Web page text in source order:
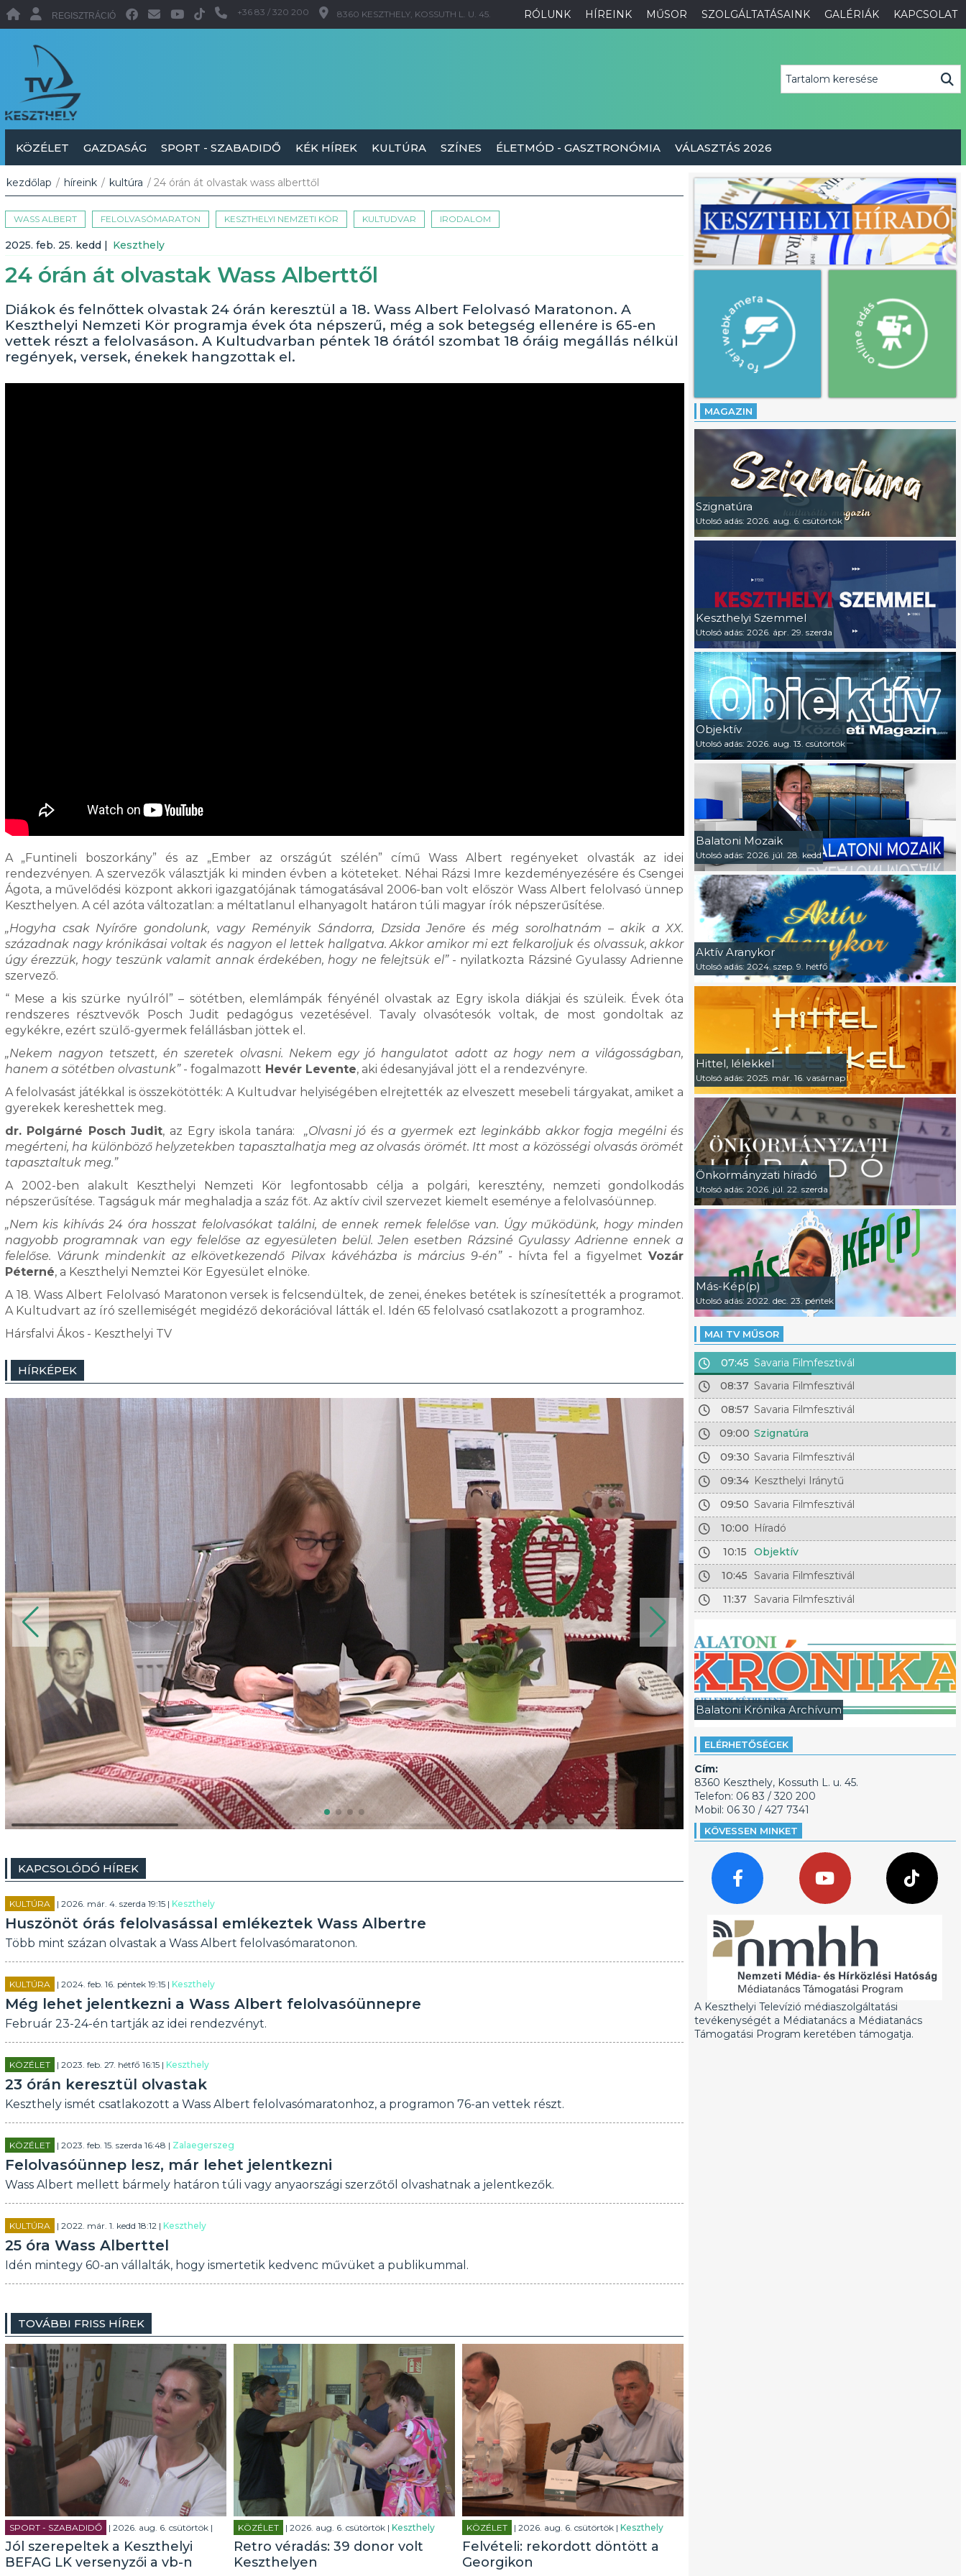
RÓLUNK HÍREINK MŰSOR SZOLGÁLTATÁSAINK GALÉRIÁK KAPCSOLAT
REGISZTRÁCIÓ +36 83 / 320 200 8360 KESZTHELY, KOSSUTH L. U. 45.
KÖZÉLET GAZDASÁG SPORT - SZABADIDŐ KÉK HÍREK KULTÚRA SZÍNES ÉLETMÓD - GASZTRONÓMIA VÁLASZTÁS 2026
kezdőlap / híreink / kultúra / 24 órán át olvastak wass alberttől
WASS ALBERT FELOLVASÓMARATON KESZTHELYI NEMZETI KÖR KULTUDVAR IRODALOM
2025. feb. 25. kedd | Keszthely
24 órán át olvastak Wass Alberttől
Diákok és felnőttek olvastak 24 órán keresztül a 18. Wass Albert Felolvasó Maratonon. A
Keszthelyi Nemzeti Kör programja évek óta népszerű, még a sok betegség ellenére is 65-en
vettek részt a felolvasáson. A Kultudvarban péntek 18 órától szombat 18 óráig megállás nélkül
regények, versek, énekek hangzottak el.
A „Funtineli boszorkány” és az „Ember az országút szélén” című Wass Albert regényeket olvasták az idei
rendezvényen. A szervezők választják ki minden évben a köteteket. Néhai Rázsi Imre kezdeményezésére és Csengei
Ágota, a művelődési központ akkori igazgatójának támogatásával 2006-ban volt először Wass Albert felolvasó ünnep
Keszthelyen. A cél azóta változatlan: a méltatlanul elhanyagolt határon túli magyar írók népszerűsítése.
„Hogyha csak Nyírőre gondolunk, vagy Reményik Sándorra, Dzsida Jenőre és még sorolhatnám – akik a XX.
századnak nagy krónikásai voltak és nagyon el lettek hallgatva. Akkor amikor mi ezt felkaroljuk és olvassuk, akkor
úgy érezzük, hogy teszünk valamit annak érdekében, hogy ne felejtsük el”- nyilatkozta Rázsiné Gyulassy Adrienne
szervező.
“ Mese a kis szürke nyúlról” – sötétben, elemlámpák fényénél olvastak az Egry iskola diákjai és szüleik. Évek óta
rendszeres résztvevők Posch Judit pedagógus vezetésével. Tavaly olvasótesók voltak, de most gondoltak az
egykékre, ezért szülő-gyermek felállásban jöttek el.
„Nekem nagyon tetszett, én szeretek olvasni. Nekem egy jó hangulatot adott az hogy nem a világosságban,
hanem a sötétben olvastunk” - fogalmazott Hevér Levente, aki édesanyjával jött el a rendezvényre.
A felolvasást játékkal is összekötötték: A Kultudvar helyiségében elrejtették az elveszett mesebeli tárgyakat, amiket a
gyerekek kereshettek meg.
dr. Polgárné Posch Judit, az Egry iskola tanára: „Olvasni jó és a gyermek ezt leginkább akkor fogja megélni és
megérteni, ha különböző helyzetekben tapasztalhatja meg az olvasás örömét. Itt most a közösségi olvasás örömét
tapasztaltuk meg.”
A 2002-ben alakult Keszthelyi Nemzeti Kör legfontosabb célja a polgári, keresztény, nemzeti gondolkodás
népszerűsítése. Tagságuk már meghaladja a száz főt. Az aktív civil szervezet kiemelt eseménye a felolvasóünnep.
„Nem kis kihívás 24 óra hosszat felolvasókat találni, de ennek remek felelőse van. Úgy működünk, hogy minden
nagyobb programnak van egy felelőse az egyesületen belül. Jelen esetben Rázsiné Gyulassy Adrienne ennek a
felelőse. Várunk mindenkit az elkövetkezendő Pilvax kávéházba is március 9-én” - hívta fel a figyelmetVozár
Péterné, a Keszthelyi Nemztei Kör Egyesület elnöke.
A 18. Wass Albert Felolvasó Maratonon versek is felcsendültek, de zenei, énekes betétek is színesítették a programot.
A Kultudvart az író szellemiségét megidéző dekorációval látták el. Idén 65 felolvasó csatlakozott a programhoz.
Hársfalvi Ákos - Keszthelyi TV
HÍRKÉPEK
KAPCSOLÓDÓ HÍREK
KULTÚRA | 2026. már. 4. szerda 19:15 | Keszthely
Huszönöt órás felolvasással emlékeztek Wass Albertre
Több mint százan olvastak a Wass Albert felolvasómaratonon.
KULTÚRA | 2024. feb. 16. péntek 19:15 | Keszthely
Még lehet jelentkezni a Wass Albert felolvasóünnepre
Február 23-24-én tartják az idei rendezvényt.
KÖZÉLET | 2023. feb. 27. hétfő 16:15 | Keszthely
23 órán keresztül olvastak
Keszthely ismét csatlakozott a Wass Albert felolvasómaratonhoz, a programon 76-an vettek részt.
KÖZÉLET | 2023. feb. 15. szerda 16:48 | Zalaegerszeg
Felolvasóünnep lesz, már lehet jelentkezni
Wass Albert mellett bármely határon túli vagy anyaországi szerzőtől olvashatnak a jelentkezők.
KULTÚRA | 2022. már. 1. kedd 18:12 | Keszthely
25 óra Wass Alberttel
Idén mintegy 60-an vállalták, hogy ismertetik kedvenc művüket a publikummal.
TOVÁBBI FRISS HÍREK
SPORT - SZABADIDŐ | 2026. aug. 6. csütörtök |
Jól szerepeltek a Keszthelyi
BEFAG LK versenyzői a vb-n
KÖZÉLET | 2026. aug. 6. csütörtök | Keszthely
Retro véradás: 39 donor volt
Keszthelyen
KÖZÉLET | 2026. aug. 6. csütörtök | Keszthely
Felvételi: rekordott döntött a
Georgikon
MAGAZIN
Szignatúra
Utolsó adás: 2026. aug. 6. csütörtök
Keszthelyi Szemmel
Utolsó adás: 2026. ápr. 29. szerda
Objektív
Utolsó adás: 2026. aug. 13. csütörtök
Balatoni Mozaik
Utolsó adás: 2026. júl. 28. kedd
Aktív Aranykor
Utolsó adás: 2024. szep. 9. hétfő
Hittel, lélekkel
Utolsó adás: 2025. már. 16. vasárnap
Önkormányzati híradó
Utolsó adás: 2026. júl. 22. szerda
Más-Kép(p)
Utolsó adás: 2022. dec. 23. péntek
MAI TV MŰSOR
07:45 Savaria Filmfesztivál
08:37 Savaria Filmfesztivál
08:57 Savaria Filmfesztivál
09:00 Szignatúra
09:30 Savaria Filmfesztivál
09:34 Keszthelyi Iránytű
09:50 Savaria Filmfesztivál
10:00 Híradó
10:15
Objektív
10:45
Savaria Filmfesztivál
11:37 Savaria Filmfesztivál
Balatoni Krónika Archívum
ELÉRHETŐSÉGEK
Cím:
8360 Keszthely, Kossuth L. u. 45.
Telefon: 06 83 / 320 200
Mobil: 06 30 / 427 7341
KÖVESSEN MINKET
A Keszthelyi Televízió médiaszolgáltatási
tevékenységét a Médiatanács a Médiatanács
Támogatási Program keretében támogatja.